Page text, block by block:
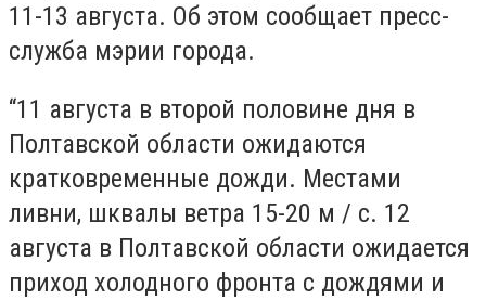
11-13 августа. Об этом сообщает пресс-
служба мэрии города.
“11 августа в второй половине дня в
Полтавской области ожидаются
кратковременные дожди. Местами
ливни, шквалы ветра 15-20 м / с. 12
августа в Полтавской области ожидается
приход холодного фронта с дождями и